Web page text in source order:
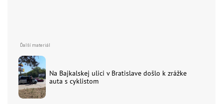
Na Bajkalskej ulici v Bratislave došlo k zrážke
auta s cyklistom